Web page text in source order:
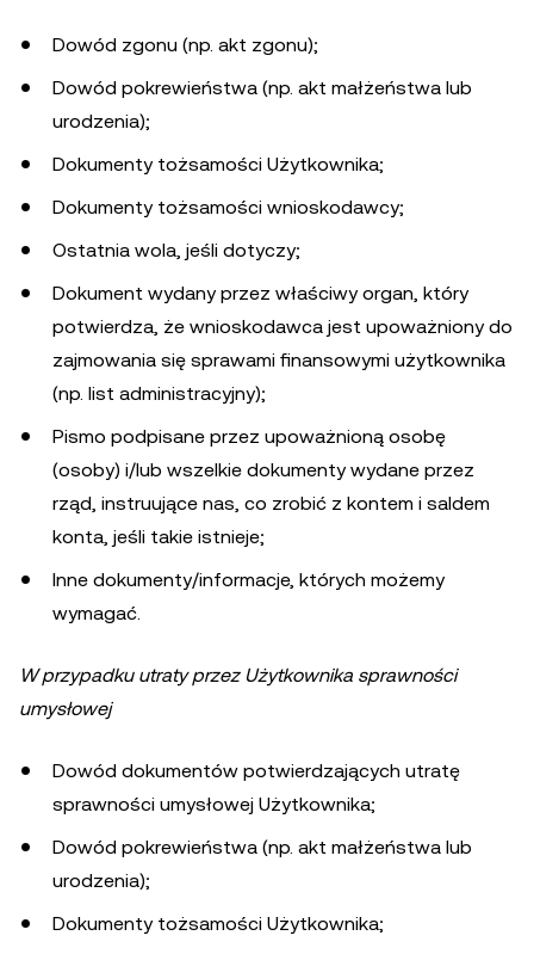
Dowód zgonu (np. akt zgonu);
Dowód pokrewieństwa (np. akt małżeństwa lub
urodzenia);
Dokumenty tożsamości Użytkownika;
Dokumenty tożsamości wnioskodawcy;
Ostatnia wola, jeśli dotyczy;
Dokument wydany przez właściwy organ, który
potwierdza, że wnioskodawca jest upoważniony do
zajmowania się sprawami finansowymi użytkownika
(np. list administracyjny);
Pismo podpisane przez upoważnioną osobę
(osoby) i/lub wszelkie dokumenty wydane przez
rząd, instruujące nas, co zrobić z kontem i saldem
konta, jeśli takie istnieje;
Inne dokumenty/informacje, których możemy
wymagać.
W przypadku utraty przez Użytkownika sprawności
umysłowej
Dowód dokumentów potwierdzających utratę
sprawności umysłowej Użytkownika;
Dowód pokrewieństwa (np. akt małżeństwa lub
urodzenia);
Dokumenty tożsamości Użytkownika;